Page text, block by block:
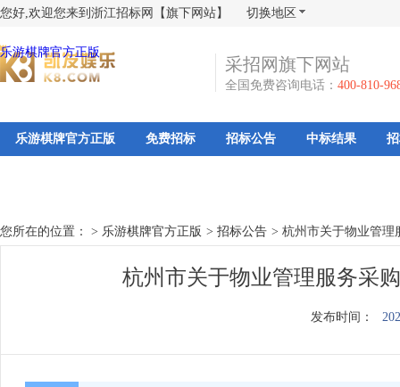
您好,欢迎您来到浙江招标网【旗下网站】 切换地区
乐游棋牌官方正版
采招网旗下网站
全国免费咨询电话： 400-810-
乐游棋牌官方正版 免费招标 招标公告 中标结果
您所在的位置： > 乐游棋牌官方正版 > 招标公告 > 杭州市关于物业管理
杭州市关于物业管理服务采
发布时间：